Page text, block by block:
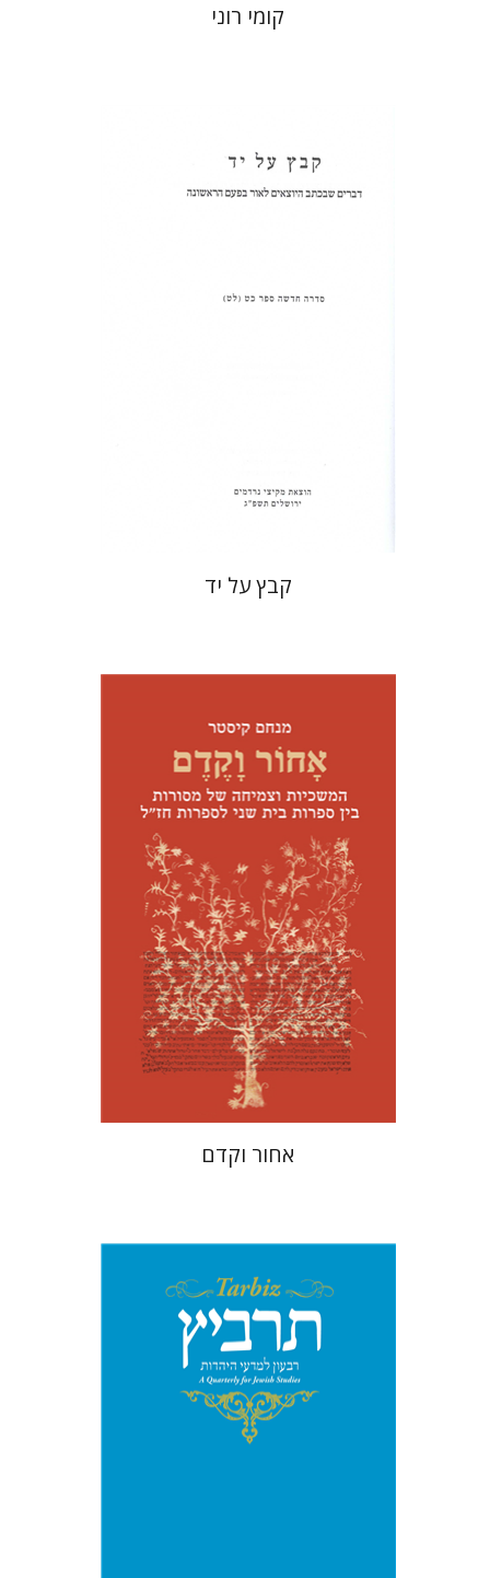
קומי רוני
שולמית אליצור
קבץ על יד
מנחם קיסטר
הנחת אתר ספר מודפס
$46
$41
אחור וקדם
יהונתן גארב מיכאל סיגל